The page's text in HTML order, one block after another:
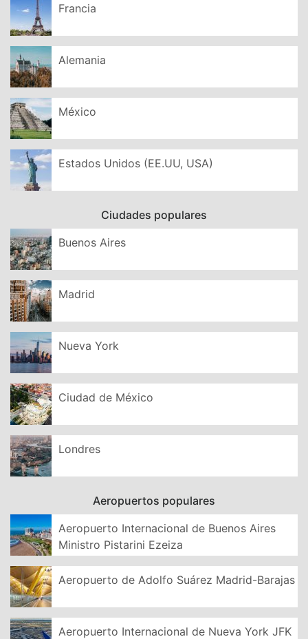
Francia
Alemania
México
Estados Unidos (EE.UU, USA)
Ciudades populares
Buenos Aires
Madrid
Nueva York
Ciudad de México
Londres
Aeropuertos populares
Aeropuerto Internacional de Buenos Aires
Ministro Pistarini Ezeiza
Aeropuerto de Adolfo Suárez Madrid-Barajas
Aeropuerto Internacional de Nueva York JFK